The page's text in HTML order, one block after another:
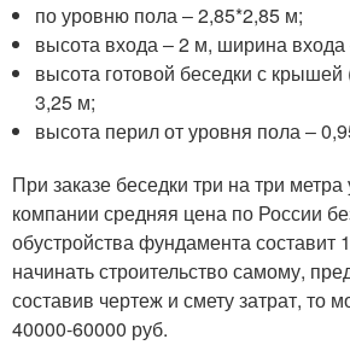
по уровню пола ‒ 2,85*2,85 м;
высота входа ‒ 2 м, ширина
высота готовой беседки с крышей
3,25 м;
высота перил от уровня пола ‒
При заказе беседки три на три метра
компании средняя цена по России
обустройства фундамента составит
начинать строительство самому,
составив чертеж и смету затрат, то
40000-60000 руб.